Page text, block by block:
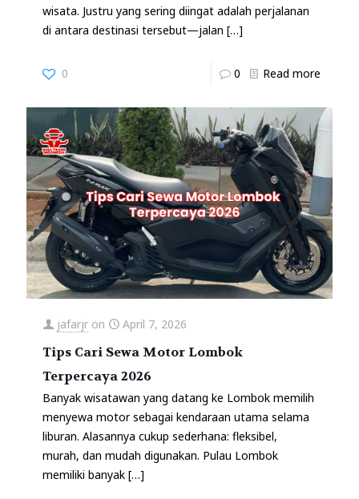
wisata. Justru yang sering diingat adalah perjalanan
di antara destinasi tersebut—jalan […]
0 0 Read more
jafarjr on April 7, 2026
Tips Cari Sewa Motor Lombok
Terpercaya 2026
Banyak wisatawan yang datang ke Lombok memilih
menyewa motor sebagai kendaraan utama selama
liburan. Alasannya cukup sederhana: fleksibel,
murah, dan mudah digunakan. Pulau Lombok
memiliki banyak […]